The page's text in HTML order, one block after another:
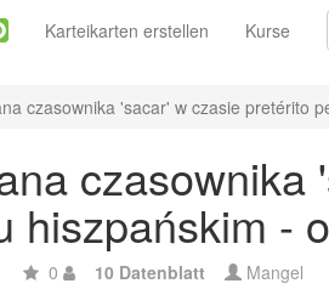
Karteikarten erstellen Kurse
czasownika 'sacar' w czasie pretérito
czasownika
hiszpańskim -
0 10 Datenblatt Mangel